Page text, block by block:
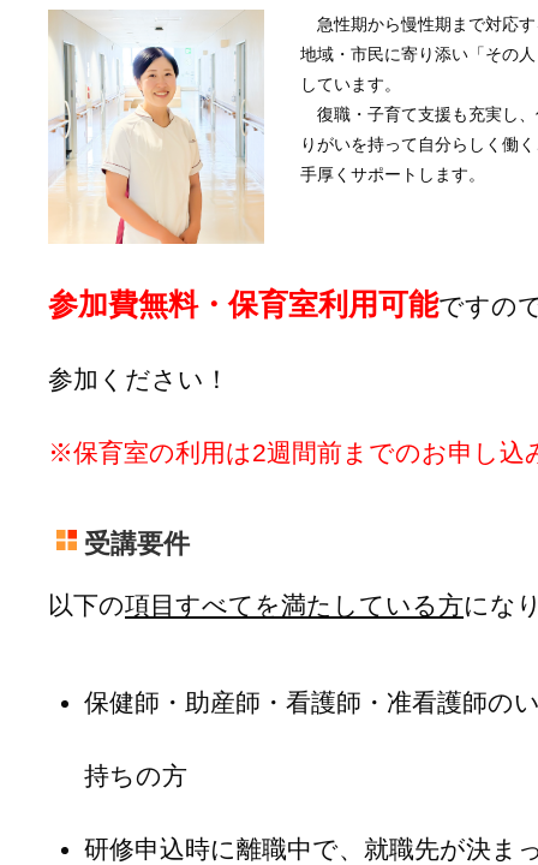
急性期から慢性期まで対応
地域・市民に寄り添い「その
しています。
復職・子育て支援も充実し
りがいを持って自分らしく働
手厚くサポートします。
参加費無料・保育室利用可能ですの
参加ください！
※保育室の利用は2週間前までのお申し込
受講要件
以下の項目すべてを満たしている方にな
保健師・助産師・看護師・准看護師の
持ちの方
研修申込時に離職中で、就職先が決ま